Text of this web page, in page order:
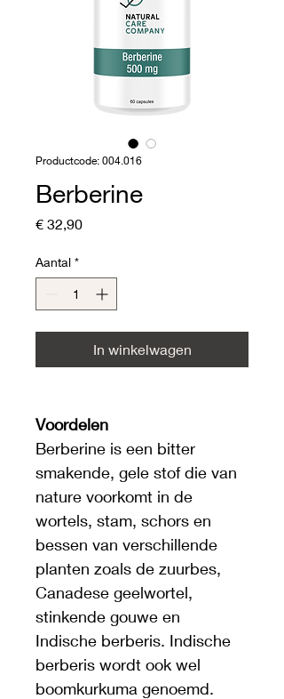
Productcode: 004.016
Berberine
€ 32,90Prijs
Aantal *
In winkelwagen
Voordelen
Berberine is een bitter
smakende, gele stof die van
nature voorkomt in de
wortels, stam, schors en
bessen van verschillende
planten zoals de zuurbes,
Canadese geelwortel,
stinkende gouwe en
Indische berberis. Indische
berberis wordt ook wel
boomkurkuma genoemd.